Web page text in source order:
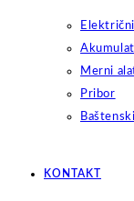
Merni
Pribor
KONTAKT